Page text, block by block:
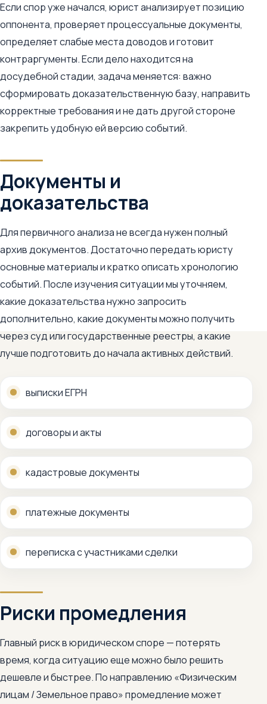
Если спор уже начался, юрист анализирует позицию
оппонента, проверяет процессуальные документы,
определяет слабые места доводов и готовит
контраргументы. Если дело находится на
досудебной стадии, задача меняется: важно
сформировать доказательственную базу, направить
корректные требования и не дать другой стороне
закрепить удобную ей версию событий.
Документы и
доказательства
Для первичного анализа не всегда нужен полный
архив документов. Достаточно передать юристу
основные материалы и кратко описать хронологию
событий. После изучения ситуации мы уточняем,
какие доказательства нужно запросить
дополнительно, какие документы можно получить
через суд или государственные реестры, а какие
лучше подготовить до начала активных действий.
выписки ЕГРН
договоры и акты
кадастровые документы
платежные документы
переписка с участниками сделки
Риски промедления
Главный риск в юридическом споре — потерять
время, когда ситуацию еще можно было решить
дешевле и быстрее. По направлению «Физическим
лицам / Земельное право» промедление может